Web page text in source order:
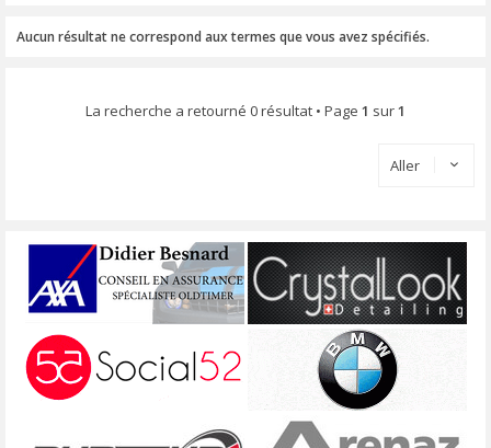
Aucun résultat ne correspond aux termes que vous avez spécifiés.
La recherche a retourné 0 résultat • Page 1 sur1
Aller